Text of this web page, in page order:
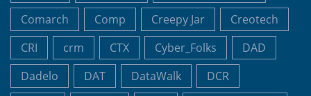
Comarch
Comp Creepy Jar
Creotech
CRI
crm CTX Cyber_Folks
DAD
Dadelo
DAT DataWalk
DCR